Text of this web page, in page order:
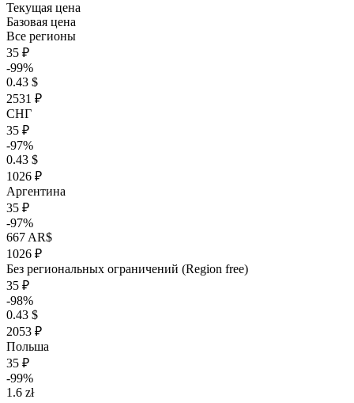
Текущая цена
Базовая цена
Все регионы
35 ₽
-99%
0.43 $
2531 ₽
СНГ
35 ₽
-97%
0.43 $
1026 ₽
Аргентина
35 ₽
-97%
667 AR$
1026 ₽
Без региональных ограничений (Region free)
35 ₽
-98%
0.43 $
2053 ₽
Польша
35 ₽
-99%
1.6 zł